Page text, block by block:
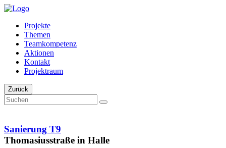
Projekte
Themen
Teamkompetenz
Aktionen
Kontakt
Projektraum
Zurück
Sanierung T9
Thomasiusstraße in Halle